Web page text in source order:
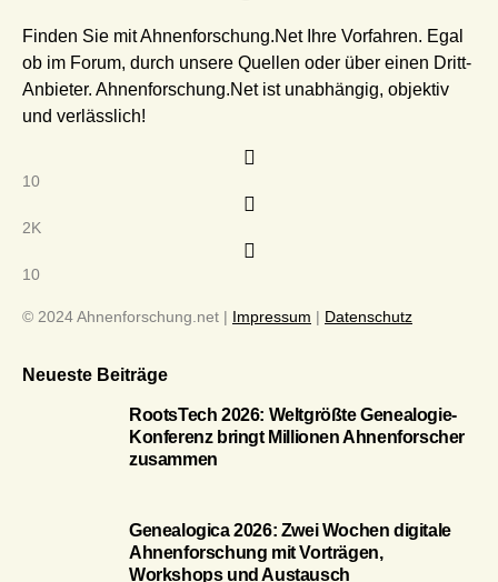
Finden Sie mit Ahnenforschung.Net Ihre Vorfahren. Egal
ob im Forum, durch unsere Quellen oder über einen Dritt-
Anbieter. Ahnenforschung.Net ist unabhängig, objektiv
und verlässlich!
10
2K
10
© 2024 Ahnenforschung.net | Impressum | Datenschutz
Neueste Beiträge
RootsTech 2026: Weltgrößte Genealogie-
Konferenz bringt Millionen Ahnenforscher
zusammen
Genealogica 2026: Zwei Wochen digitale
Ahnenforschung mit Vorträgen,
Workshops und Austausch